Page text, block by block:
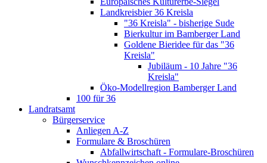
Landkreisbier 36 Kreisla
"36 Kreisla" - bisherige Sude
Bierkultur im Bamberger Land
Goldene Bieridee für das "36
Kreisla"
Jubiläum - 10 Jahre "36
Kreisla"
Öko-Modellregion Bamberger Land
100 für 36
Landratsamt
Bürgerservice
Anliegen A-Z
Formulare & Broschüren
Abfallwirtschaft - Formulare-Broschüren